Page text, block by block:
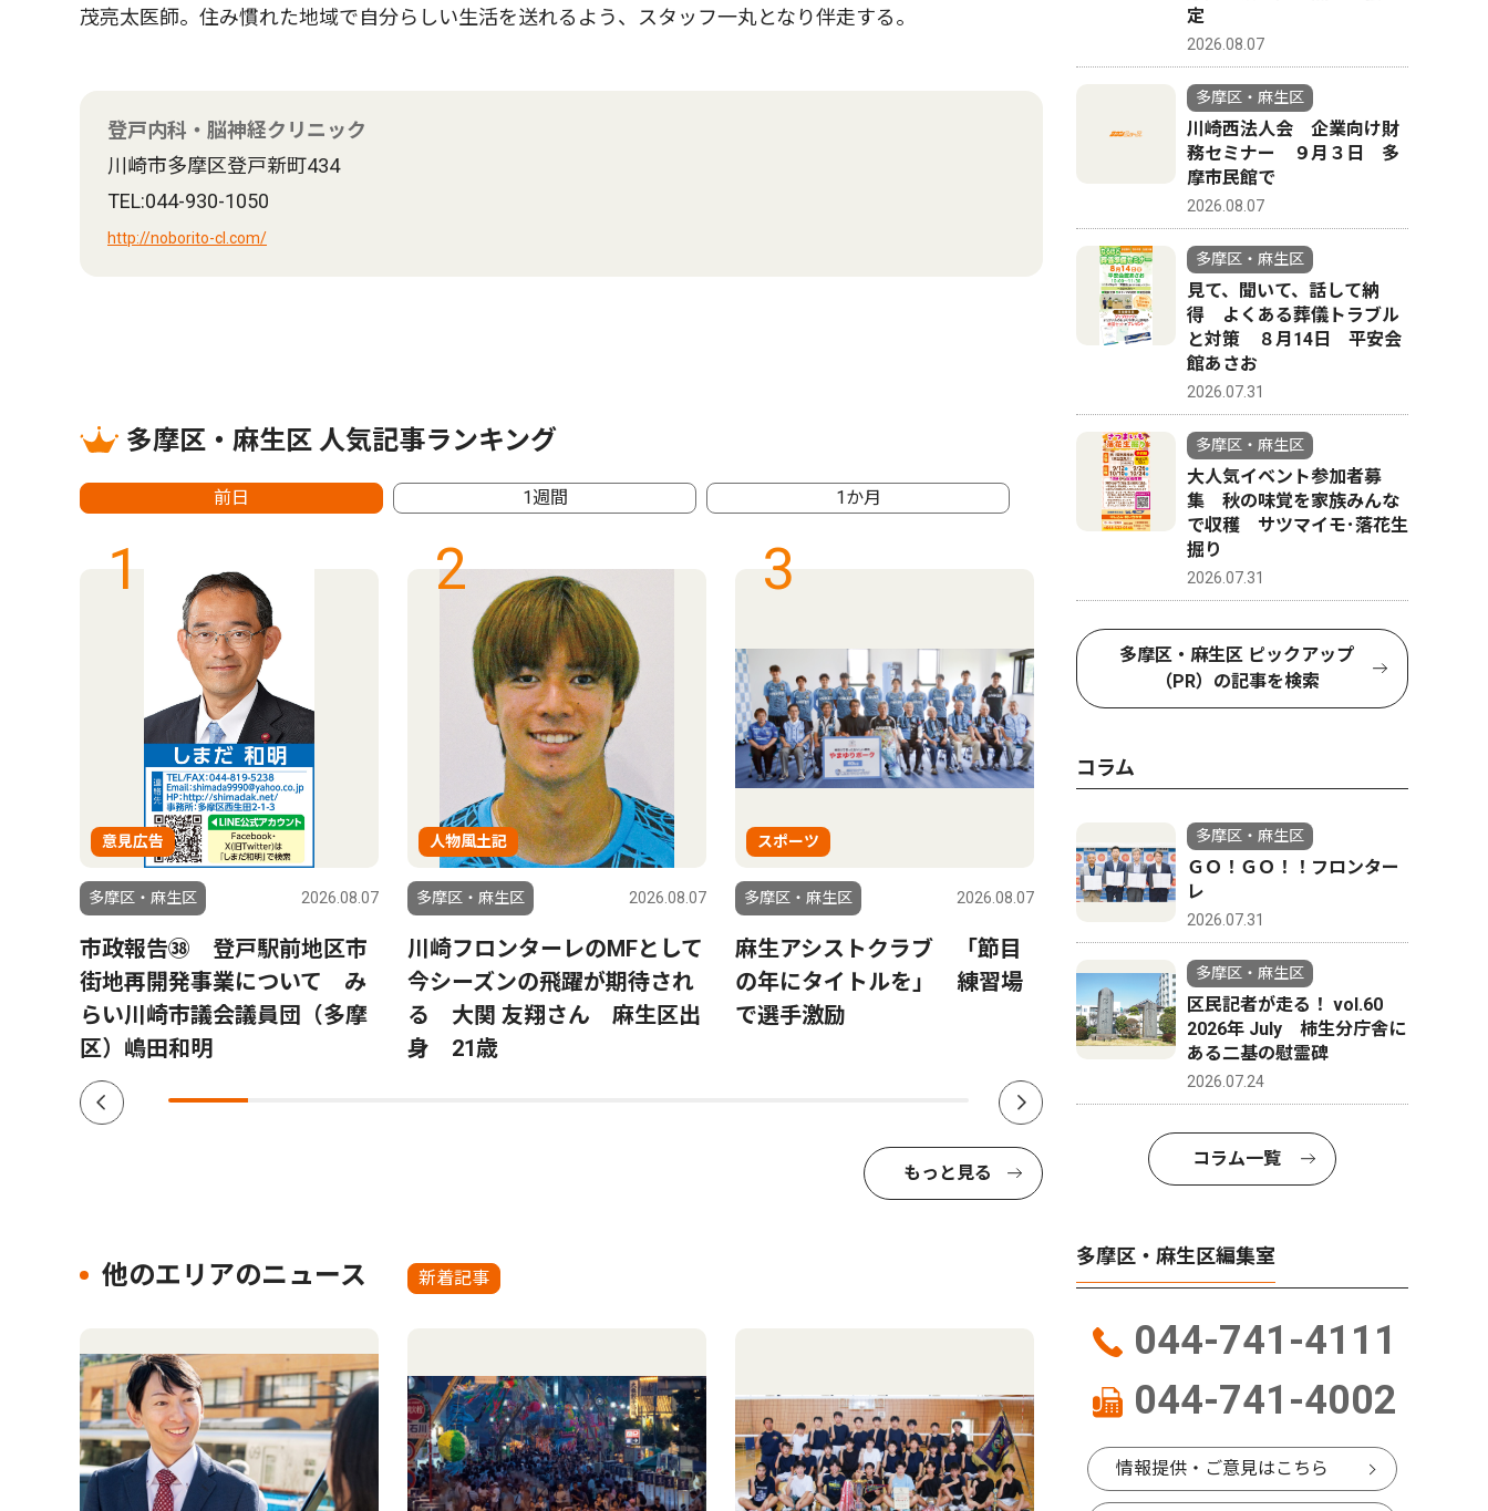
茂亮太医師。住み慣れた地域で自分らしい生活を送れるよう、スタッフ一丸となり伴走する。
登戸内科・脳神経クリニック
川崎市多摩区登戸新町434
TEL:044-930-1050
http://noborito-cl.com/
多摩区・麻生区 人気記事ランキング
前日 1週間 1か月
1
意見広告
多摩区・麻生区 2026.08.07
市政報告㊳ 登戸駅前地区市
街地再開発事業について み
らい川崎市議会議員団（多摩
区）嶋田和明
2
人物風土記
多摩区・麻生区 2026.08.07
川崎フロンターレのMFとして
今シーズンの飛躍が期待され
る 大関 友翔さん 麻生区出
身 21歳
3
スポーツ
多摩区・麻生区 2026.08.07
麻生アシストクラブ 「節目
の年にタイトルを」 練習場
で選手激励
多摩区・麻生区
多摩図書館 専修大生のおす
すめ並ぶ ８月31日まで
麻生警
化
もっと見る
他のエリアのニュース 新着記事
定
2026.08.07
多摩区・麻生区
川崎西法人会 企業向け財
務セミナー ９月３日 多
摩市民館で
2026.08.07
多摩区・麻生区
見て、聞いて、話して納
得 よくある葬儀トラブル
と対策 ８月14日 平安会
館あさお
2026.07.31
多摩区・麻生区
大人気イベント参加者募
集 秋の味覚を家族みんな
で収穫 サツマイモ･落花生
掘り
2026.07.31
多摩区・麻生区 ピックアップ
（PR）の記事を検索
コラム
多摩区・麻生区
ＧＯ！ＧＯ！！フロンター
レ
2026.07.31
多摩区・麻生区
区民記者が走る！ vol.60
2026年 July 柿生分庁舎に
ある二基の慰霊碑
2026.07.24
コラム一覧
多摩区・麻生区編集室
044-741-4111
044-741-4002
情報提供・ご意見はこちら